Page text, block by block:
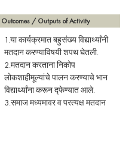
Outcomes / Outputs of Activity
1.या कार्यक्रमात बहुसंख्य विद्यार्थ्यांनी
मतदान करण्याविषयी शपथ घेतली.
2.मतदान करताना निकोप
लोकशाहीमूल्यांचे पालन करण्याचे भान
विद्यार्थ्यांना करून द्फेण्यात आले.
3.समाज मध्यमावर व प्रत्यक्ष मतदान